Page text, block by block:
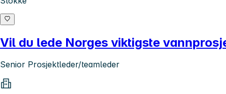
Vil du lede Norges viktigste
Senior Prosjektleder/teamleder